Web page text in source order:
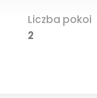
Liczba pokoi
2